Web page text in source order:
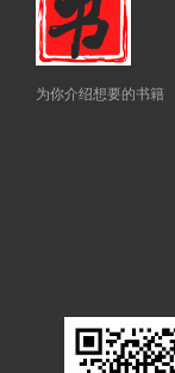
为你介绍想要的书籍